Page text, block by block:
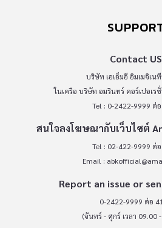
Contact US
บริษัท เอเอ็มอี อิมเมจิเน
ในเครือ บริษัท อมรินทร์ คอร์เปอเ
Tel : 0-2422-9999 ต่
สนใจลงโฆษณากับเว็บไซต์
Tel : 02-422-9999 ต่
Email :
Report an issue or
0-2422-9999 ต่อ
(จันทร์ - ศุกร์ เวลา 09.00